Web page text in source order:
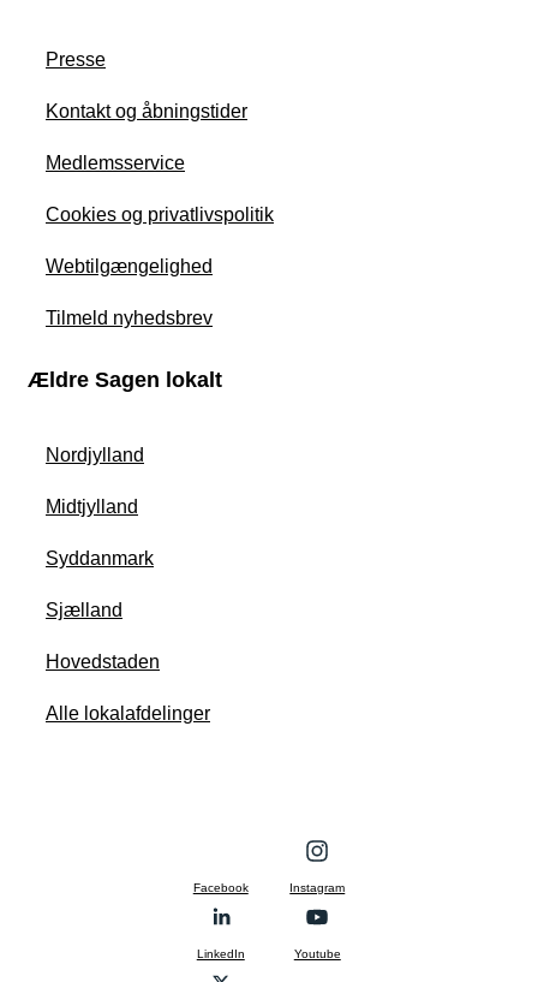
Presse
Kontakt og åbningstider
Medlemsservice
Cookies og privatlivspolitik
Webtilgængelighed
Tilmeld nyhedsbrev
Ældre Sagen lokalt
Nordjylland
Midtjylland
Syddanmark
Sjælland
Hovedstaden
Alle lokalafdelinger
Facebook Instagram
LinkedIn Youtube